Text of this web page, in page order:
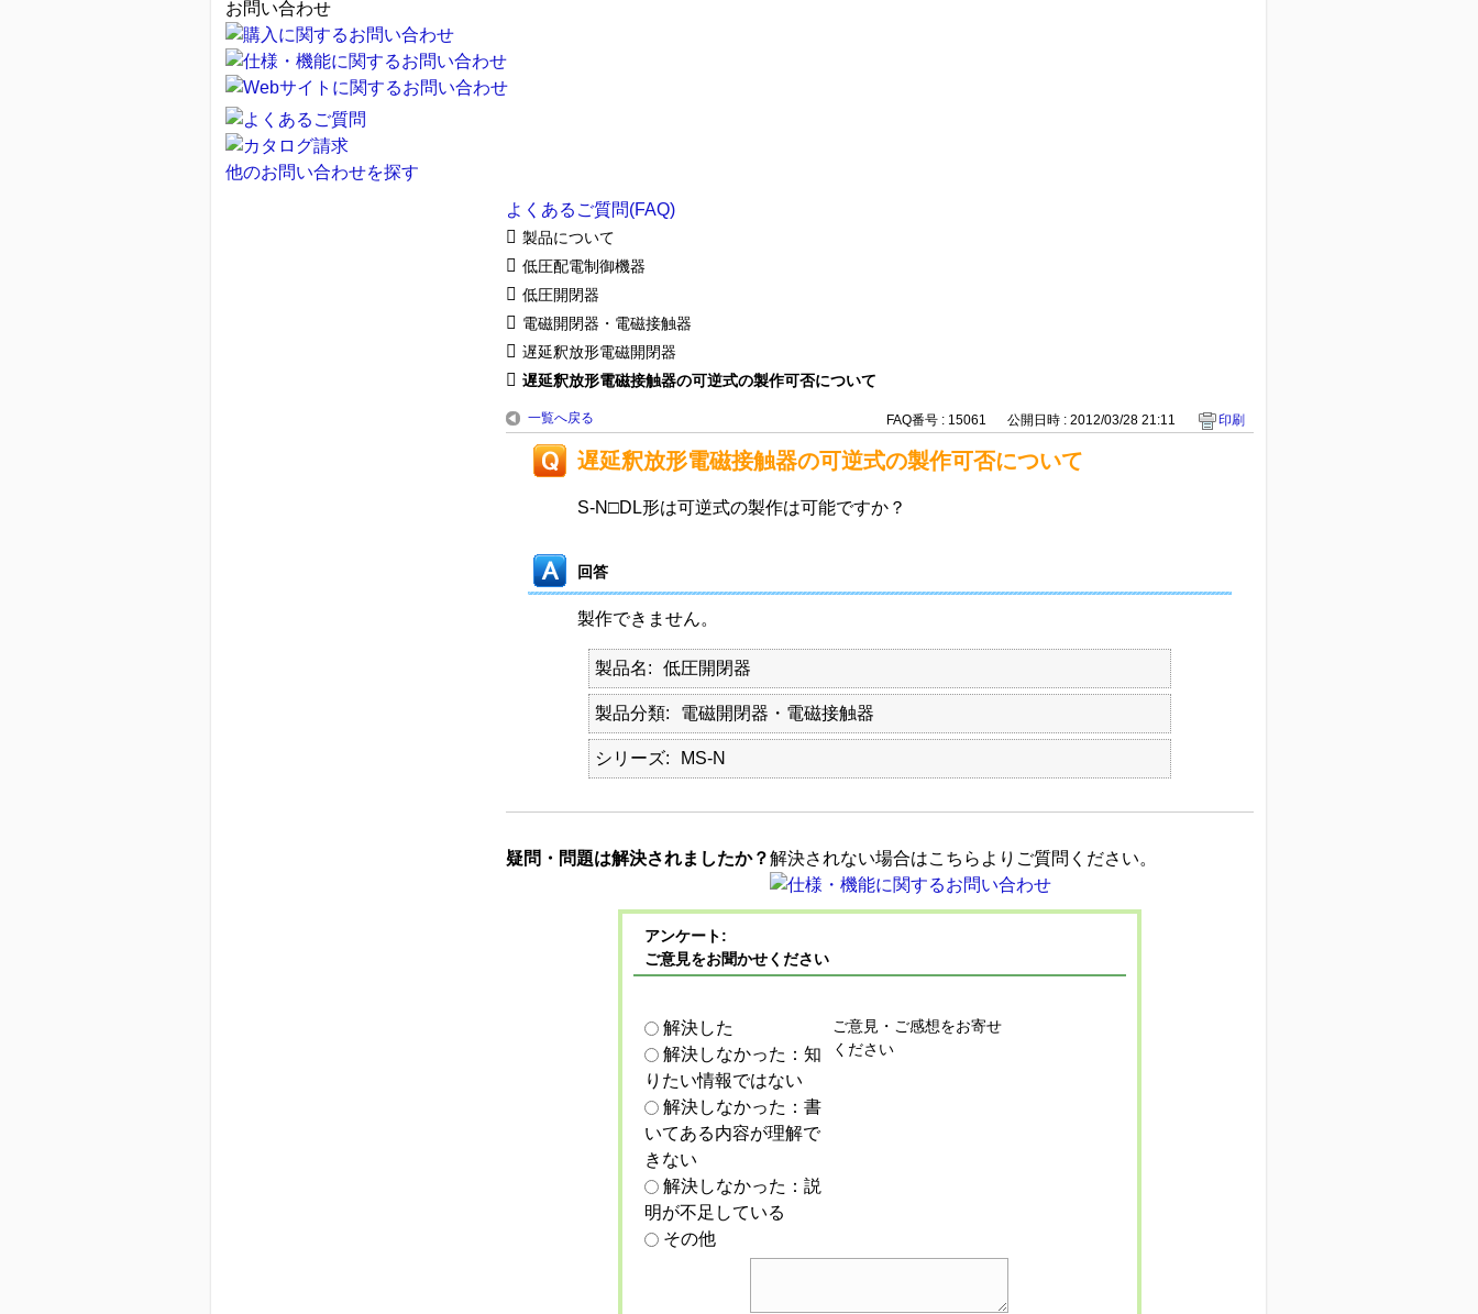
お問い合わせ
他のお問い合わせを探す
よくあるご質問(FAQ)
製品について
低圧配電制御機器
低圧開閉器
電磁開閉器・電磁接触器
遅延釈放形電磁開閉器
遅延釈放形電磁接触器の可逆式の製作可否について
一覧へ戻る FAQ番号 : 15061 公開日時 : 2012/03/28 21:11 印刷
遅延釈放形電磁接触器の可逆式の製作可否について
S-N□DL形は可逆式の製作は可能ですか？
回答
製作できません。
製品名 低圧開閉器
製品分類 電磁開閉器・電磁接触器
シリーズ MS-N
疑問・問題は解決されましたか？解決されない場合はこちらよりご質問ください。
アンケート:
ご意見をお聞かせください
解決した
解決しなかった：知
りたい情報ではない
解決しなかった：書
いてある内容が理解で
きない
解決しなかった：説
明が不足している
その他
ご意見・ご感想をお寄せ
ください